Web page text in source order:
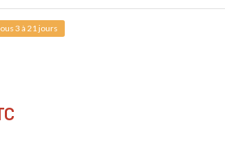
3 à 21 jours